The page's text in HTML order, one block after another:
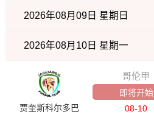
2026年08月09日 星期日
2026年08月10日 星期一
贾奎斯科尔多巴
哥伦甲
即将开始
08-10